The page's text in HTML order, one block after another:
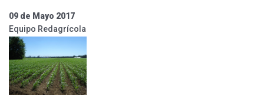
09 de Mayo 2017
Equipo Redagrícola